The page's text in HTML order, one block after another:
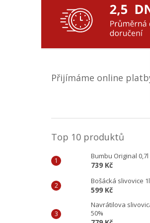
Přijímáme online
Top 10 produktů
Bumbu Original 0,7l
739 Kč
Bošácká slivovice
599 Kč
Navrátilova
50%